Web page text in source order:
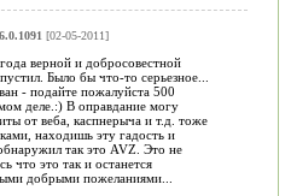
[02-05-2011]
верной и добросовестной
Было бы что-то серьезное...
- подайте пожалуйста 500
деле.:) В оправдание могу
от веба, каспнерыча и т.д. тоже
находишь эту гадость и
так это AVZ. Это не
что это так и останется
добрыми пожеланиями...